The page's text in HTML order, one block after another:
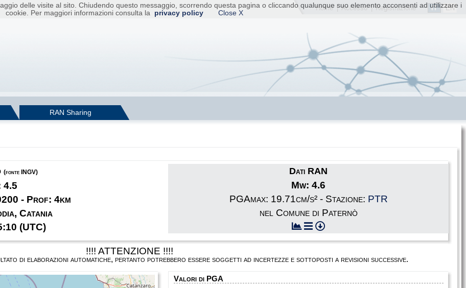
IT EN
Home |Accesso| Registrazione
delle visite al sito. Chiudendo questo messaggio, scorrendo questa pagina o cliccando qualunque suo elemento acconsenti ad utilizzare i
cookie. Per maggiori informazioni consulta la
privacy policy Close X
RAN Sharing
(fonte INGV)
4.5
- Prof: 4km
Catania
(UTC)
Dati RAN
Mw: 4.6
PGAmax: 19.71cm/s² - Stazione: PTR
nel Comune di Paternò
!!!! ATTENZIONE !!!!
di elaborazioni automatiche, pertanto potrebbero essere soggetti ad incertezze e sottoposti a revisioni successive.
Valori di PGA